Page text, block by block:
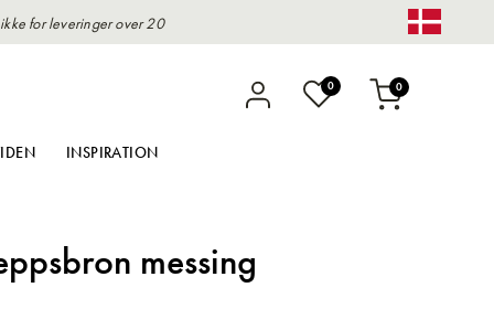
for leveringer over 20
0
Indkøbskurv
0varer
INSPIRATION
messing